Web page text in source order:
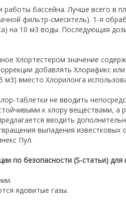
бассейна. Лучше всего в
фильтр-смеситель). 1-я
на 10 м3 воды. Последующая
Хлортестером значение
добавлять Хлорификс
вместо Хлорилонга
таблетки не вводить
к хлору веществами,
вводить
выпадения известковых
Пул.
по безопасности (S-статьи)
ядовитые газы.